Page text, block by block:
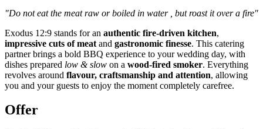
"Do not eat the meat raw or boiled in water , but roast it over a fire"
Exodus 12:9 stands for an authentic fire-driven kitchen,
impressive cuts of meat and gastronomic finesse. This catering
partner brings a bold BBQ experience to your wedding day, with
dishes prepared low & slow on a wood-fired smoker. Everything
revolves around flavour, craftsmanship and attention, allowing
you and your guests to enjoy the moment completely carefree.
Offer